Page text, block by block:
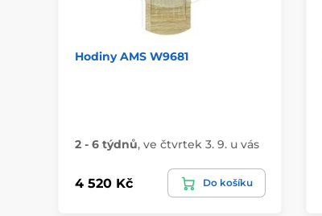
Hodiny AMS W9681
2 - 6 týdnů, ve čtvrtek 3. 9. u vás
4 520 Kč Do košíku